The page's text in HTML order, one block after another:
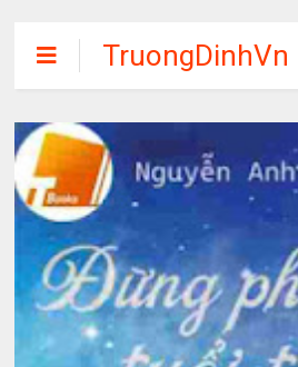
TruongDinhVn
Chia sẽ ebook,
các khóa học,
phần mềm học
tập miễn phí